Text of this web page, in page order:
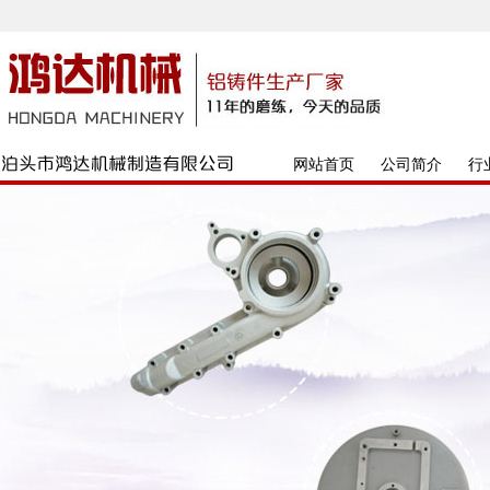
网站首页 公司简介 行